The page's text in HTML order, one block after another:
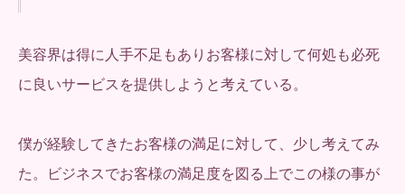
美容界は得に人手不足もありお客様に対して何処も必死
に良いサービスを提供しようと考えている。
僕が経験してきたお客様の満足に対して、少し考えてみ
た。ビジネスでお客様の満足度を図る上でこの様の事が